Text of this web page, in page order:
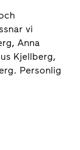
vi
Anna
Kjellberg,
Personlig